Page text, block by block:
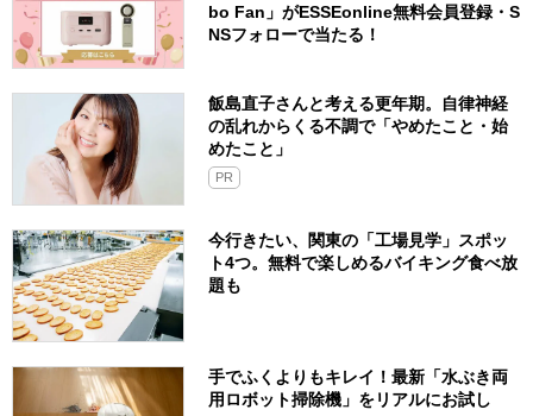
bo Fan」がESSEonline無料会員登録・S
NSフォローで当たる！
飯島直子さんと考える更年期。自律神経
の乱れからくる不調で「やめたこと・始
めたこと」
PR
今行きたい、関東の「工場見学」スポッ
ト4つ。無料で楽しめるバイキング食べ放
題も
手でふくよりもキレイ！最新「水ぶき両
用ロボット掃除機」をリアルにお試し